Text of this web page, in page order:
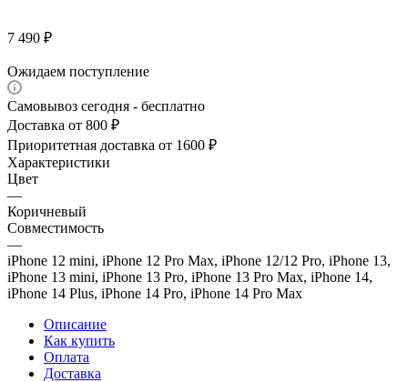
7 490 ₽
Ожидаем поступление
Самовывоз сегодня - бесплатно
Доставка от 800 ₽
Приоритетная доставка от 1600 ₽
Характеристики
Цвет
—
Коричневый
Совместимость
—
iPhone 12 mini, iPhone 12 Pro Max, iPhone 12/12 Pro, iPhone 13,
iPhone 13 mini, iPhone 13 Pro, iPhone 13 Pro Max, iPhone 14,
iPhone 14 Plus, iPhone 14 Pro, iPhone 14 Pro Max
Описание
Как купить
Оплата
Доставка